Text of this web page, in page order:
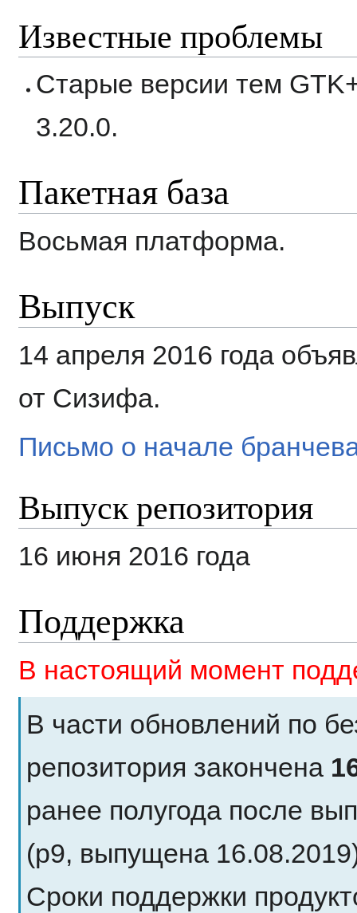
Известные проблемы
Старые версии тем
3.20.0.
Пакетная база
Восьмая платформа.
Выпуск
14 апреля 2016 года
от Сизифа.
Письмо о начале
Выпуск репозитория
16 июня 2016 года
Поддержка
В настоящий момент
В части обновлений по
репозитория закончена
ранее полугода после
(p9, выпущена
Сроки поддержки